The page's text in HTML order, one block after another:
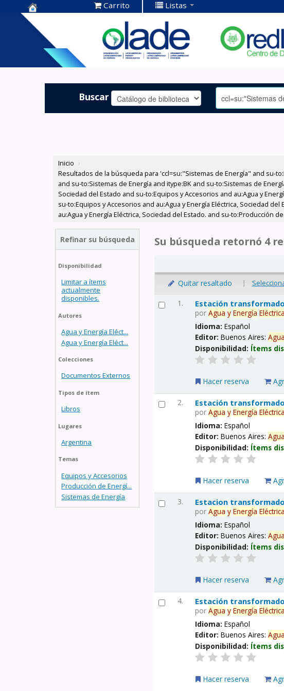
Centro de
Documentación
OLADE -
Carrito Listas
Buscar
Inicio ›
Resultados de la búsqueda para 'ccl=su:"Sistemas de Energía" and su-
and su-to:Sistemas de Energía and itype:BK and su-to:Sistemas de
Sociedad del Estado and su-to:Equipos y Accesorios and au:Agua y
su-to:Equipos y Accesorios and au:Agua y Energía Eléctrica, Sociedad
au:Agua y Energía Eléctrica, Sociedad del Estado. and su-to:Producción
Refinar su búsqueda
Disponibilidad
Limitar a ítems
actualmente
disponibles.
Autores
Agua y Energía Eléct...
Agua y Energía Eléct...
Colecciones
Documentos Externos
Tipos de ítem
Libros
Lugares
Argentina
Temas
Equipos y Accesorios
Producción de Energí...
Sistemas de Energía
Su búsqueda retornó 4
Quitar resaltado |
1. Estación
porAgua y Energía
Idioma:Español
Editor:Buenos Aires:Agua
Disponibilidad: Ítems
Hacer reserva
2. Estación
porAgua y Energía
Idioma:Español
Editor:Buenos Aires:Agua
Disponibilidad: Ítems
Hacer reserva
3. Estacion
porAgua y Energía
Idioma:Español
Editor:Buenos Aires:Agua
Disponibilidad: Ítems
Hacer reserva
4. Estación
porAgua y Energía
Idioma:Español
Editor:Buenos Aires:Agua
Disponibilidad: Ítems
Hacer reserva